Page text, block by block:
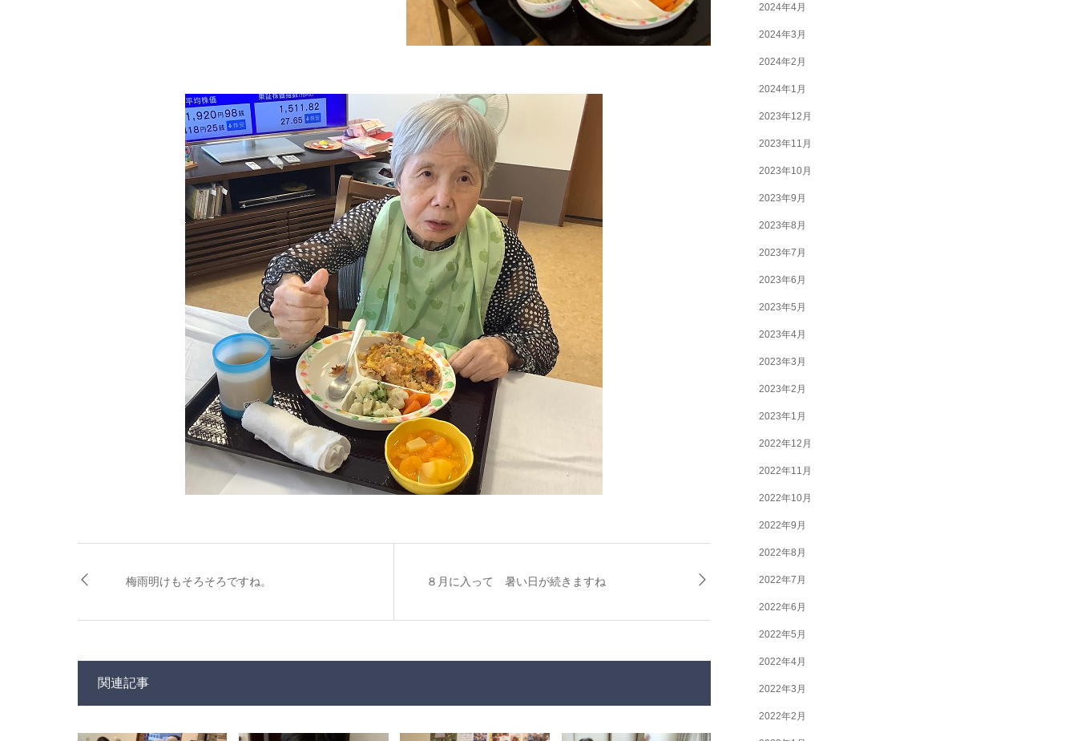
梅雨明けもそろそろですね。 ８月に入って 暑い日が続きますね
関連記事
2024年4月
2024年3月
2024年2月
2024年1月
2023年12月
2023年11月
2023年10月
2023年9月
2023年8月
2023年7月
2023年6月
2023年5月
2023年4月
2023年3月
2023年2月
2023年1月
2022年12月
2022年11月
2022年10月
2022年9月
2022年8月
2022年7月
2022年6月
2022年5月
2022年4月
2022年3月
2022年2月